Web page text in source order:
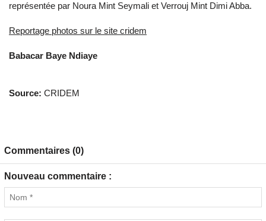
représentée par Noura Mint Seymali et Verrouj Mint Dimi Abba.
Reportage photos sur le site cridem
Babacar Baye Ndiaye
Source: CRIDEM
Commentaires (0)
Nouveau commentaire :